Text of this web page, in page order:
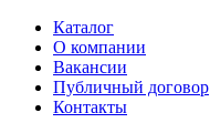
Каталог
О компании
Вакансии
Публичный договор
Контакты